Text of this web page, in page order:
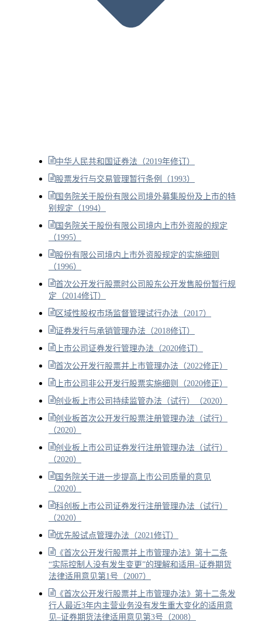
中华人民共和国证券法（2019年修订）
股票发行与交易管理暂行条例（1993）
国务院关于股份有限公司境外募集股份及上市的特
别规定（1994）
国务院关于股份有限公司境内上市外资股的规定
（1995）
股份有限公司境内上市外资股规定的实施细则
（1996）
首次公开发行股票时公司股东公开发售股份暂行规
定（2014修订）
区域性股权市场监督管理试行办法（2017）
证券发行与承销管理办法（2018修订）
上市公司证券发行管理办法（2020修订）
首次公开发行股票并上市管理办法（2022修正）
上市公司非公开发行股票实施细则（2020修正）
创业板上市公司持续监管办法（试行）（2020）
创业板首次公开发行股票注册管理办法（试行）
（2020）
创业板上市公司证券发行注册管理办法（试行）
（2020）
国务院关于进一步提高上市公司质量的意见
（2020）
科创板上市公司证券发行注册管理办法（试行）
（2020）
优先股试点管理办法（2021修订）
《首次公开发行股票并上市管理办法》第十二条
“实际控制人没有发生变更”的理解和适用–证券期货
法律适用意见第1号（2007）
《首次公开发行股票并上市管理办法》第十二条发
行人最近3年内主营业务没有发生重大变化的适用意
见–证券期货法律适用意见第3号（2008）